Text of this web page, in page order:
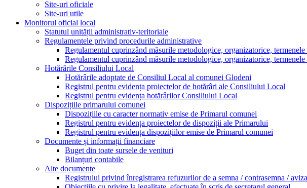
Site-uri oficiale
Site-uri utile
Monitorul oficial local
Statutul unității administrativ-teritoriale
Regulamentele privind procedurile administrative
Regulamentul cuprinzând măsurile metodologice, organizatorice,
Regulamentul cuprinzând măsurile metodologice, organizatorice,
Hotărârile Consiliului Local
Hotărârile adoptate de Consiliul Local al comunei Glodeni
Registrul pentru evidența proiectelor de hotărâri ale Consiliului Local
Registrul pentru evidența hotărârilor Consiliului Local
Dispozițiile primarului comunei
Dispozițiile cu caracter normativ emise de Primarul comunei
Registrul pentru evidența proiectelor de dispoziții ale Primarului
Registrul pentru evidența dispozițiilor emise de Primarul comunei
Documente și informații financiare
Buget din toate sursele de venituri
Bilanțuri contabile
Alte documente
Registrului privind înregistrarea refuzurilor de a semna / contrasemna /